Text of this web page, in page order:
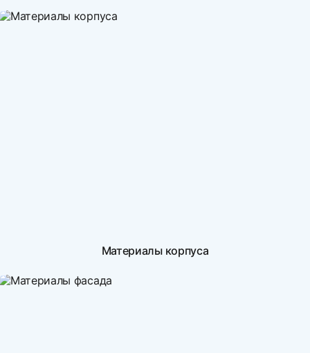
Материалы корпуса